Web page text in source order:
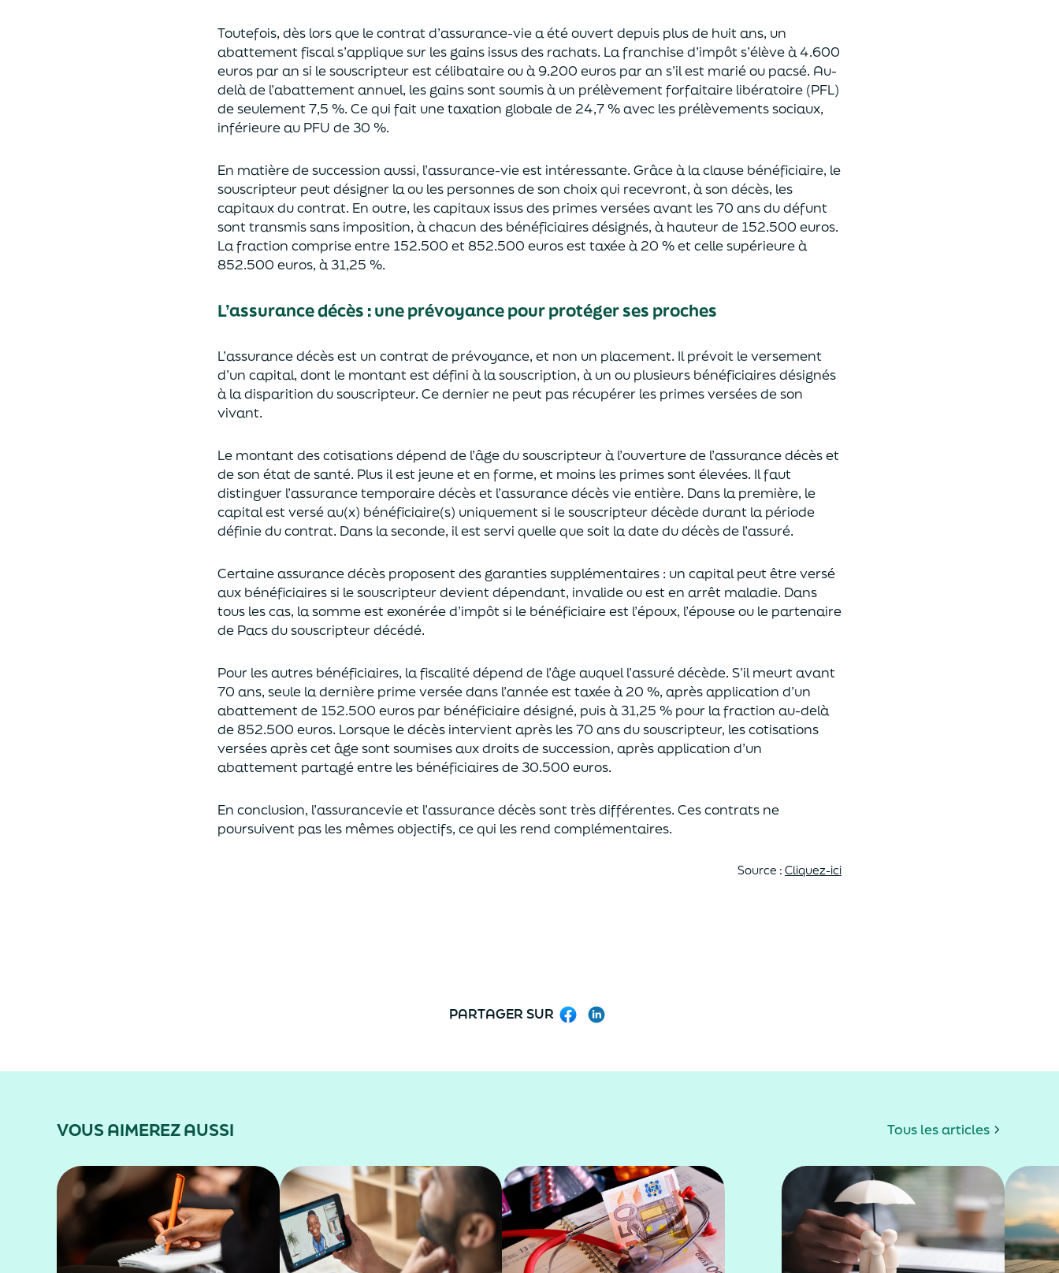
Toutefois, dès lors que le contrat d’assurance-vie a été ouvert depuis plus de huit ans, un
abattement fiscal s’applique sur les gains issus des rachats. La franchise d’impôts’élève à 4.600
euros par an si le souscripteurest célibataire ou à 9.200 euros par an s’il est marié ou pacsé. Au-
delàde l’abattement annuel, les gains sont soumis à un prélèvement forfaitaire libératoire (PFL)
de seulement 7,5 %. Ce qui fait une taxation globale de24,7 % avec les prélèvements sociaux,
inférieure au PFU de 30 %.
En matière de succession aussi, l’assurance-vie est intéressante. Grâce à la clause bénéficiaire, le
souscripteur peut désigner la ou les personnes de son choix qui recevront, à son décès, les
capitaux du contrat. En outre, les capitaux issus des primes versées avant les 70 ans du défunt
sont transmis sans imposition, à chacun des bénéficiaires désignés, à hauteur de 152.500 euros.
La fraction comprise entre 152.500 et 852.500 eurosest taxée à 20 % et celle supérieure à
852.500 euros, à 31,25 %.
L’assurance décès :une prévoyancepour protéger ses proches
L’assurance décès est un contrat de prévoyance, et non un placement. Il prévoit le versement
d’un capital, dont le montant est défini à la souscription, à un ou plusieurs bénéficiaires désignés
à la disparition du souscripteur. Ce dernier ne peut pas récupérer les primes versées de son
vivant.
Le montant des cotisations dépend de l’âgedu souscripteur à l’ouverture de l’assurance décès et
de son état de santé. Plus il est jeuneet en forme, et moins les primes sont élevées. Il faut
distinguer l’assurance temporaire décès et l’assurancedécèsvie entière. Dans la première, le
capital estversé au(x) bénéficiaire(s) uniquementsi le souscripteur décède durant la période
définie du contrat. Dans la seconde, il est servi quelle que soit la date du décès de l’assuré.
Certaine assurance décès proposentdes garanties supplémentaires : un capitalpeut être versé
aux bénéficiaires si le souscripteur devient dépendant, invalide ouest en arrêt maladie. Dans
tous les cas, la somme est exonérée d’impôt si le bénéficiaire est l’époux, l’épouse ou le partenaire
de Pacsdu souscripteur décédé.
Pour les autres bénéficiaires, la fiscalité dépend de l’âgeauquell’assuré décède. S’il meurt avant
70 ans, seule la dernière prime versée dans l’année esttaxée à 20 %, après application d’un
abattement de 152.500 euros par bénéficiaire désigné, puis à 31,25 % pour la fraction au-delà
de852.500 euros. Lorsque le décès intervient après les 70 ans du souscripteur, les cotisations
versées après cet âge sont soumises aux droits de succession, après application d’un
abattement partagé entre les bénéficiaires de 30.500 euros.
En conclusion, l’assurancevie et l’assurance décès sont très différentes. Ces contrats ne
poursuivent pas les mêmes objectifs, ce qui les rend complémentaires.
Source : Cliquez-ici
PARTAGER SUR Facebook
VOUS AIMEREZ AUSSI Tous les articles